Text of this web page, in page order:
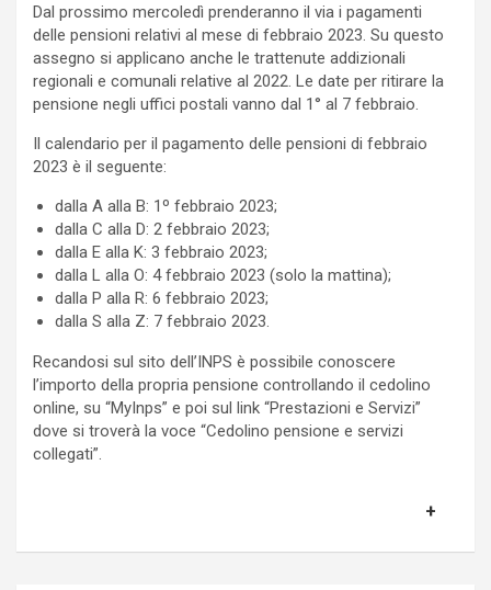
Dal prossimo mercoledì prenderanno il via i pagamenti
delle pensioni relativi al mese di febbraio 2023. Su questo
assegno si applicano anche le trattenute addizionali
regionali e comunali relative al 2022. Le date per ritirare la
pensione negli uffici postali vanno dal 1° al 7 febbraio.
Il calendario per il pagamento delle pensioni di febbraio
2023 è il seguente:
dalla A alla B: 1º febbraio 2023;
dalla C alla D: 2 febbraio 2023;
dalla E alla K: 3 febbraio 2023;
dalla L alla O: 4 febbraio 2023 (solo la mattina);
dalla P alla R: 6 febbraio 2023;
dalla S alla Z: 7 febbraio 2023.
Recandosi sul sito dell’INPS è possibile conoscere
l’importo della propria pensione controllando il cedolino
online, su “MyInps” e poi sul link “Prestazioni e Servizi”
dove si troverà la voce “Cedolino pensione e servizi
collegati”.